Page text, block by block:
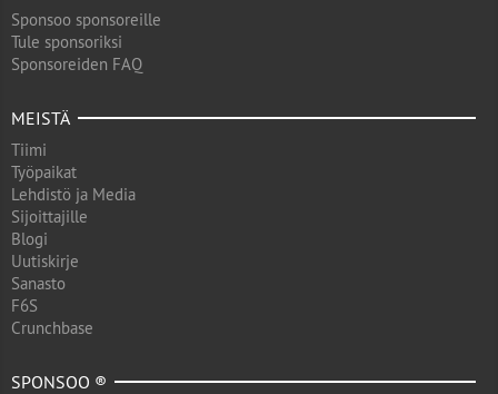
Sponsoo sponsoreille
Tule sponsoriksi
Sponsoreiden FAQ
MEISTÄ
Tiimi
Työpaikat
Lehdistö ja Media
Sijoittajille
Blogi
Uutiskirje
Sanasto
F6S
Crunchbase
SPONSOO ®